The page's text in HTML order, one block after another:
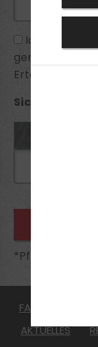
Ich habe die
genommen
Erteilte
*Pflichtfelder
FAHRSCHULE
AKTUELLES